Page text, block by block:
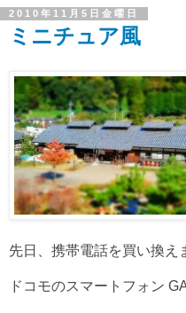
2010年11月5日金曜日
ミニチュア風
先日、携帯電話を買い換え
ドコモのスマートフォン